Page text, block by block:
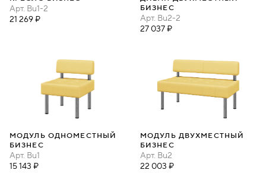
Арт. Bu1-2
21 269 ₽
БИЗНЕС
Арт. Bu2-2
27 037 ₽
МОДУЛЬ ОДНОМЕСТНЫЙ
БИЗНЕС
Арт. Bu1
15 143 ₽
МОДУЛЬ ДВУХМЕСТНЫЙ
БИЗНЕС
Арт. Bu2
22 003 ₽